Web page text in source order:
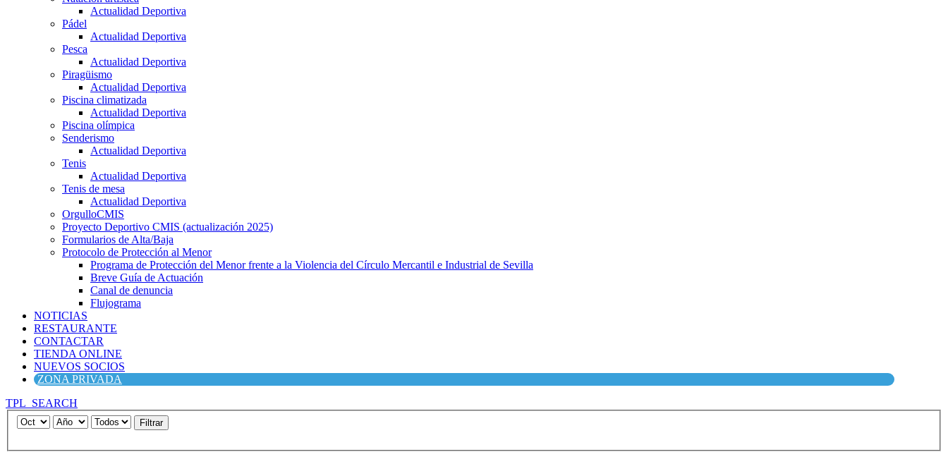
Actualidad Deportiva
Pádel
Actualidad Deportiva
Pesca
Actualidad Deportiva
Piragüismo
Actualidad Deportiva
Piscina climatizada
Actualidad Deportiva
Piscina olímpica
Senderismo
Actualidad Deportiva
Tenis
Actualidad Deportiva
Tenis de mesa
Actualidad Deportiva
OrgulloCMIS
Proyecto Deportivo CMIS (actualización 2025)
Formularios de Alta/Baja
Protocolo de Protección al Menor
Programa de Protección del Menor frente a la Violencia del Círculo Mercantil e Industrial de Sevilla
Breve Guía de Actuación
Canal de denuncia
Flujograma
NOTICIAS
RESTAURANTE
CONTACTAR
TIENDA ONLINE
NUEVOS SOCIOS
ZONA PRIVADA
TPL_SEARCH
Filtrar